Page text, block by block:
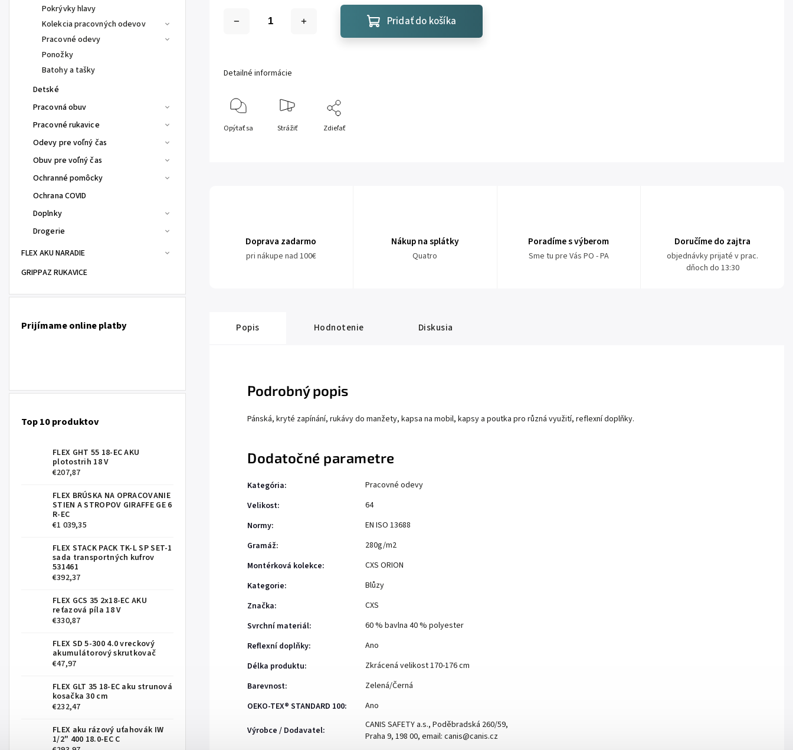
Pokrývky hlavy
Kolekcia pracovných odevov
Pracovné odevy
Ponožky
Batohy a tašky
Detské
Pracovná obuv
Pracovné rukavice
Odevy pre voľný čas
Obuv pre voľný čas
Ochranné pomôcky
Ochrana COVID
Doplnky
Drogerie
FLEX AKU NARADIE
GRIPPAZ RUKAVICE
Prijímame online platby
Top 10 produktov
FLEX GHT 55 18-EC AKU
plotostrih 18 V
€207,87
FLEX BRÚSKA NA OPRACOVANIE
STIEN A STROPOV GIRAFFE GE 6
R-EC
€1 039,35
FLEX STACK PACK TK-L SP SET-1
sada transportných kufrov
531461
€392,37
FLEX GCS 35 2x18-EC AKU
reťazová píla 18 V
€330,87
FLEX SD 5-300 4.0 vreckový
akumulátorový skrutkovač
€47,97
FLEX GLT 35 18-EC aku strunová
kosačka 30 cm
€232,47
FLEX aku rázový uťahovák IW
1/2" 400 18.0-EC C
Pridať do košíka
Detailné informácie
Opýtať sa Strážiť Zdieľať
Doprava zadarmo
pri nákupe nad 100€
Nákup na splátky
Quatro
Poradíme s výberom
Sme tu pre Vás PO - PA
Doručíme do zajtra
objednávky prijaté v prac.
dňoch do 13:30
Popis Hodnotenie Diskusia
Podrobný popis
Pánská, kryté zapínání, rukávy do manžety, kapsa na mobil, kapsy a poutka pro různá využití, reflexní doplňky.
Dodatočné parametre
Kategória:
Pracovné odevy
Velikost:
64
Normy:
EN ISO 13688
Gramáž:
280g/m2
Montérková kolekce:
CXS ORION
Kategorie:
Blůzy
Značka:
CXS
Svrchní materiál:
60 % bavlna 40 % polyester
Reflexní doplňky:
Ano
Délka produktu:
Zkrácená velikost 170-176 cm
Barevnost:
Zelená/Černá
OEKO-TEX® STANDARD 100: Ano
Výrobce / Dodavatel:
CANIS SAFETY a.s., Poděbradská 260/59,
Praha 9, 198 00, email: canis@canis.cz